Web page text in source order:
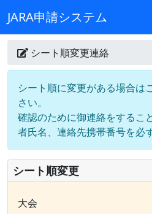
JARA申請システム
シート順変更連絡
シート順に変更がある場合は
さい。
確認のために御連絡をするこ
者氏名、連絡先携帯番号を必
シート順変更
大会